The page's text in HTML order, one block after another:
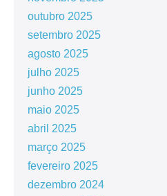
outubro 2025
setembro 2025
agosto 2025
julho 2025
junho 2025
maio 2025
abril 2025
março 2025
fevereiro 2025
dezembro 2024